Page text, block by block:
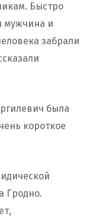
Быстро
мужчина и
забрали
была
короткое
Гродно.